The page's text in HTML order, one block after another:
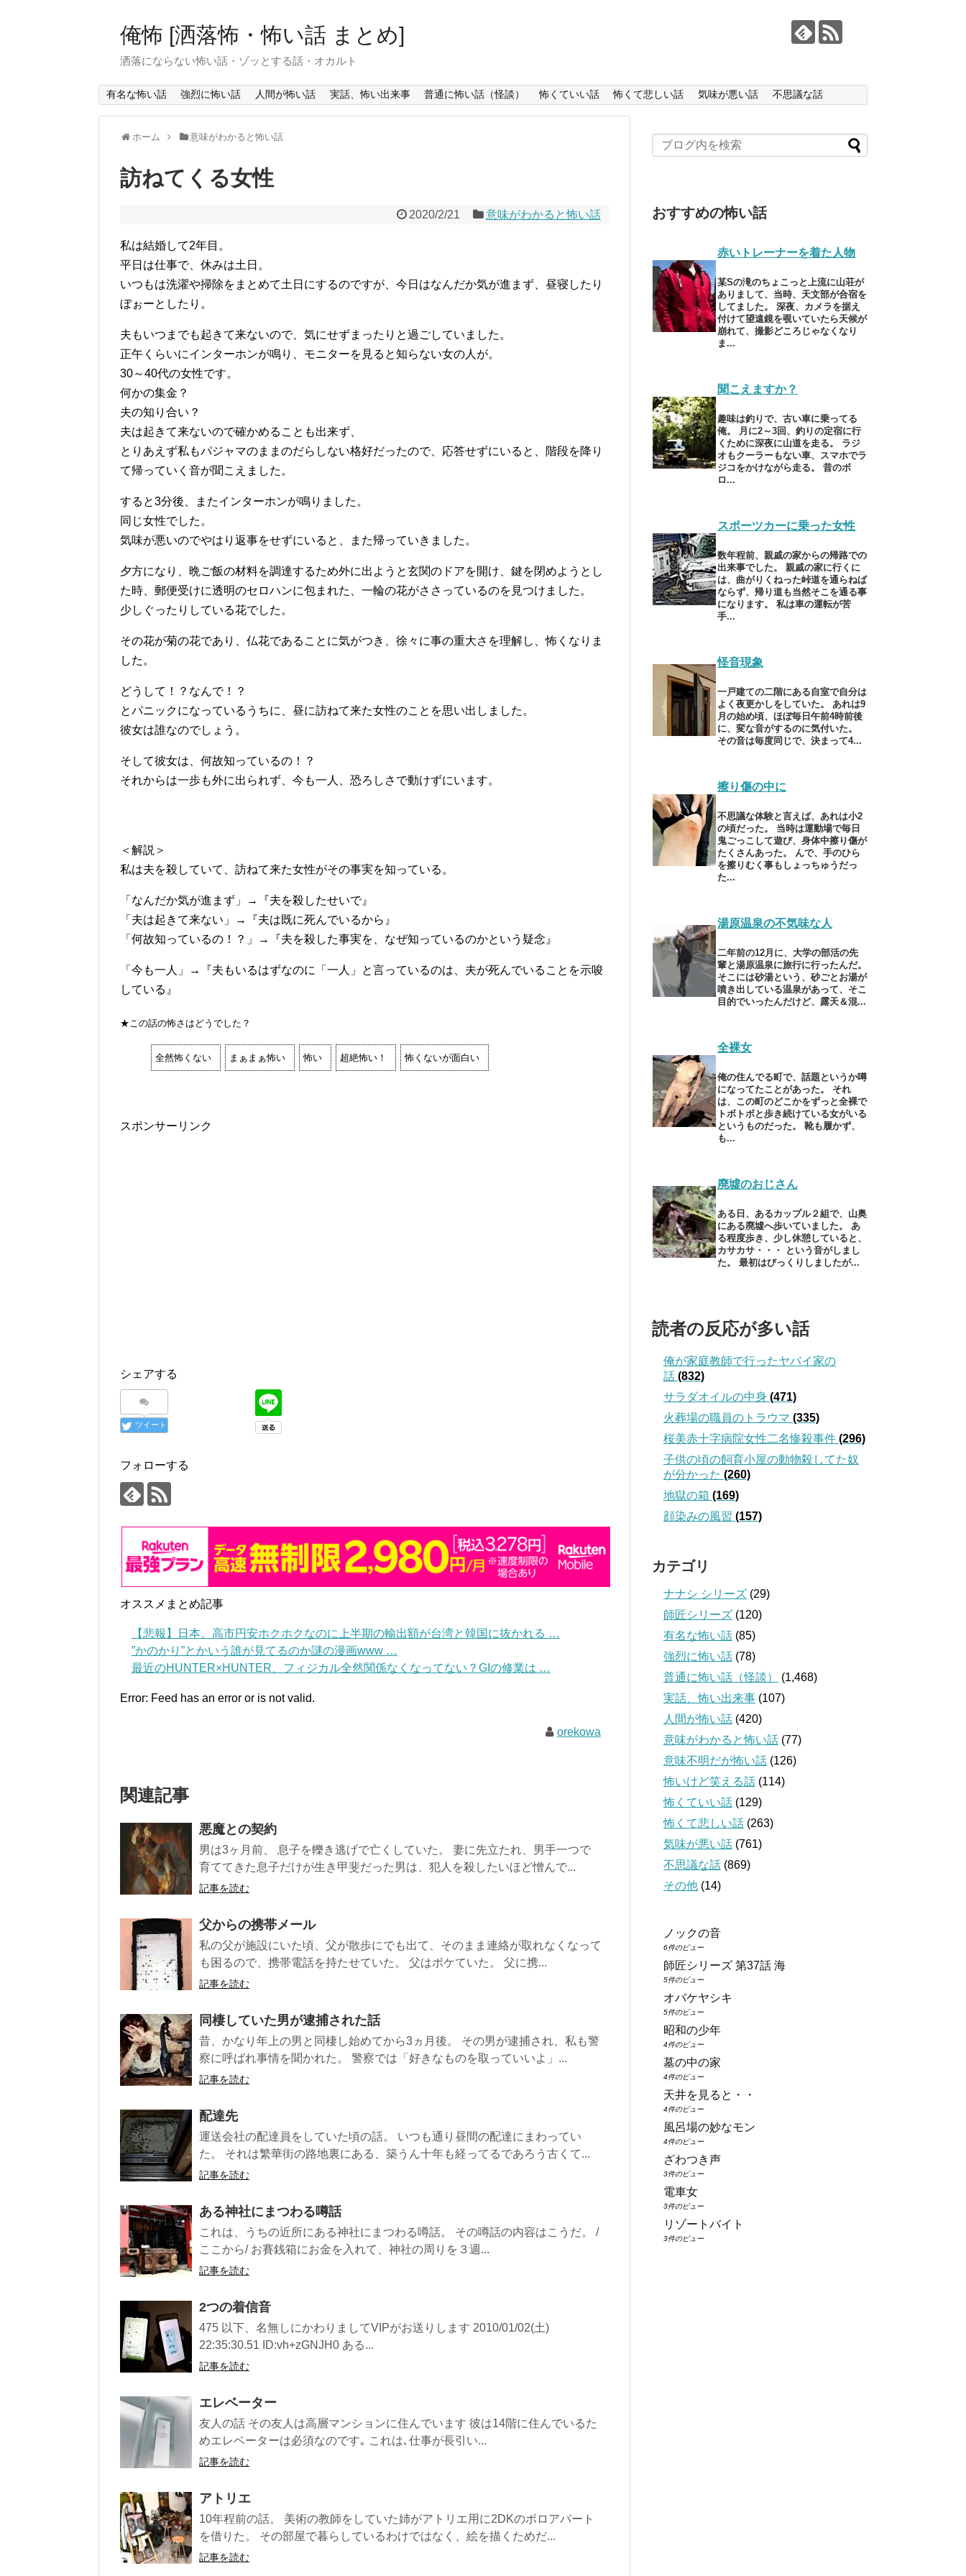
俺怖 [洒落怖・怖い話 まとめ]
洒落にならない怖い話・ゾッとする話・オカルト
有名な怖い話 強烈に怖い話 人間が怖い話 実話、怖い出来事 普通に怖い話（怪談） 怖くていい話 怖くて悲しい話 気味が悪い話 不思議な話
ホーム 意味がわかると怖い話
訪ねてくる女性
2020/2/21 意味がわかると怖い話
私は結婚して2年目。
平日は仕事で、休みは土日。
いつもは洗濯や掃除をまとめて土日にするのですが、今日はなんだか気が進まず、昼寝したり
ぼぉーとしたり。
夫もいつまでも起きて来ないので、気にせずまったりと過ごしていました。
正午くらいにインターホンが鳴り、モニターを見ると知らない女の人が。
30～40代の女性です。
何かの集金？
夫の知り合い？
夫は起きて来ないので確かめることも出来ず、
とりあえず私もパジャマのままのだらしない格好だったので、応答せずにいると、階段を降り
て帰っていく音が聞こえました。
すると3分後、またインターホンが鳴りました。
同じ女性でした。
気味が悪いのでやはり返事をせずにいると、また帰っていきました。
夕方になり、晩ご飯の材料を調達するため外に出ようと玄関のドアを開け、鍵を閉めようとし
た時、郵便受けに透明のセロハンに包まれた、一輪の花がささっているのを見つけました。
少しぐったりしている花でした。
その花が菊の花であり、仏花であることに気がつき、徐々に事の重大さを理解し、怖くなりま
した。
どうして！？なんで！？
とパニックになっているうちに、昼に訪ねて来た女性のことを思い出しました。
彼女は誰なのでしょう。
そして彼女は、何故知っているの！？
それからは一歩も外に出られず、今も一人、恐ろしさで動けずにいます。
＜解説＞
私は夫を殺していて、訪ねて来た女性がその事実を知っている。
「なんだか気が進まず」→『夫を殺したせいで』
「夫は起きて来ない」→『夫は既に死んでいるから』
「何故知っているの！？」→『夫を殺した事実を、なぜ知っているのかという疑念』
「今も一人」→『夫もいるはずなのに「一人」と言っているのは、夫が死んでいることを示唆
している』
★この話の怖さはどうでした？
全然怖くない まぁまぁ怖い 怖い 超絶怖い！ 怖くないが面白い
スポンサーリンク
シェアする
ツイート
フォローする
オススメまとめ記事
【悲報】日本、高市円安ホクホクなのに上半期の輸出額が台湾と韓国に抜かれる …
”かのかり”とかいう誰が見てるのか謎の漫画www …
最近のHUNTER×HUNTER、フィジカル全然関係なくなってない？GIの修業は …
Error: Feed has an error or is not valid.
orekowa
関連記事
悪魔との契約
男は3ヶ月前、 息子を轢き逃げで亡くしていた。 妻に先立たれ、男手一つで
育ててきた息子だけが生き甲斐だった男は、犯人を殺したいほど憎んで...
記事を読む
父からの携帯メール
私の父が施設にいた頃、父が散歩にでも出て、そのまま連絡が取れなくなって
も困るので、携帯電話を持たせていた。 父はボケていた。 父に携...
記事を読む
同棲していた男が逮捕された話
昔、かなり年上の男と同棲し始めてから3ヵ月後。 その男が逮捕され、私も警
察に呼ばれ事情を聞かれた。 警察では「好きなものを取っていいよ」...
記事を読む
配達先
運送会社の配達員をしていた頃の話。 いつも通り昼間の配達にまわってい
た。 それは繁華街の路地裏にある、築うん十年も経ってるであろう古くて...
記事を読む
ある神社にまつわる噂話
これは、うちの近所にある神社にまつわる噂話。 その噂話の内容はこうだ。 /
ここから/ お賽銭箱にお金を入れて、神社の周りを３週...
記事を読む
2つの着信音
475 以下、名無しにかわりましてVIPがお送りします 2010/01/02(土)
22:35:30.51 ID:vh+zGNJH0 ある...
記事を読む
エレベーター
友人の話 その友人は高層マンションに住んでいます 彼は14階に住んでいるた
めエレベーターは必須なのです｡ これは､仕事が長引い...
記事を読む
アトリエ
10年程前の話。 美術の教師をしていた姉がアトリエ用に2DKのボロアパート
を借りた。 その部屋で暮らしているわけではなく、絵を描くためだ...
記事を読む
おすすめの怖い話
赤いトレーナーを着た人物
某Sの滝のちょこっと上流に山荘が
ありまして、当時、天文部が合宿を
してました。 深夜、カメラを据え
付けて望遠鏡を覗いていたら天候が
崩れて、撮影どころじゃなくなり
ま...
聞こえますか？
趣味は釣りで、古い車に乗ってる
俺。 月に2～3回、釣りの定宿に行
くために深夜に山道を走る。 ラジ
オもクーラーもない車、スマホでラ
ジコをかけながら走る。 昔のボ
ロ...
スポーツカーに乗った女性
数年程前、親戚の家からの帰路での
出来事でした。 親戚の家に行くに
は、曲がりくねった峠道を通らねば
ならず、帰り道も当然そこを通る事
になります。 私は車の運転が苦
手...
怪音現象
一戸建ての二階にある自室で自分は
よく夜更かしをしていた。 あれは9
月の始め頃、ほぼ毎日午前4時前後
に、変な音がするのに気付いた。
その音は毎度同じで、決まって4...
擦り傷の中に
不思議な体験と言えば、あれは小2
の頃だった。 当時は運動場で毎日
鬼ごっこして遊び、身体中擦り傷が
たくさんあった。 んで、手のひら
を擦りむく事もしょっちゅうだっ
た...
湯原温泉の不気味な人
二年前の12月に、大学の部活の先
輩と湯原温泉に旅行に行ったんだ。
そこには砂湯という、砂ごとお湯が
噴き出している温泉があって、そこ
目的でいったんだけど、露天＆混...
全裸女
俺の住んでる町で、話題というか噂
になってたことがあった。 それ
は、この町のどこかをずっと全裸で
トボトボと歩き続けている女がいる
というものだった。 靴も履かず、
も...
廃墟のおじさん
ある日、あるカップル２組で、山奥
にある廃墟へ歩いていました。 あ
る程度歩き、少し休憩していると、
カサカサ・・・ という音がしまし
た。 最初はびっくりしましたが...
読者の反応が多い話
俺が家庭教師で行ったヤバイ家の
話 (832)
サラダオイルの中身 (471)
火葬場の職員のトラウマ (335)
桜美赤十字病院女性二名惨殺事件 (296)
子供の頃の飼育小屋の動物殺してた奴
が分かった (260)
地獄の箱 (169)
顔染みの風習 (157)
カテゴリ
ナナシ シリーズ (29)
師匠シリーズ (120)
有名な怖い話 (85)
強烈に怖い話 (78)
普通に怖い話（怪談）
(1,468)
実話、怖い出来事 (107)
人間が怖い話 (420)
意味がわかると怖い話 (77)
意味不明だが怖い話 (126)
怖いけど笑える話 (114)
怖くていい話 (129)
怖くて悲しい話 (263)
気味が悪い話 (761)
不思議な話 (869)
その他 (14)
ノックの音
6件のビュー
師匠シリーズ 第37話 海
5件のビュー
オバケヤシキ
5件のビュー
昭和の少年
4件のビュー
墓の中の家
4件のビュー
天井を見ると・・
4件のビュー
風呂場の妙なモン
4件のビュー
ざわつき声
3件のビュー
電車女
3件のビュー
リゾートバイト
3件のビュー